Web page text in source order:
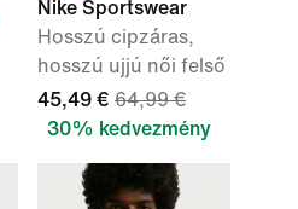
Nike Sportswear
Hosszú cipzáras,
hosszú ujjú női felső
45,49 € 64,99 €
30% kedvezmény